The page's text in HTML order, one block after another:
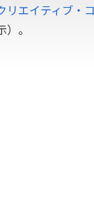
リエイティブ・
。